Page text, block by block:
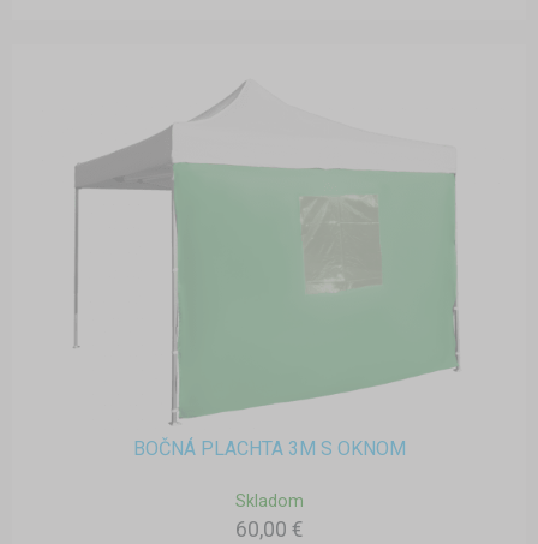
BOČNÁ PLACHTA 3M S OKNOM
Skladom
60,00 €